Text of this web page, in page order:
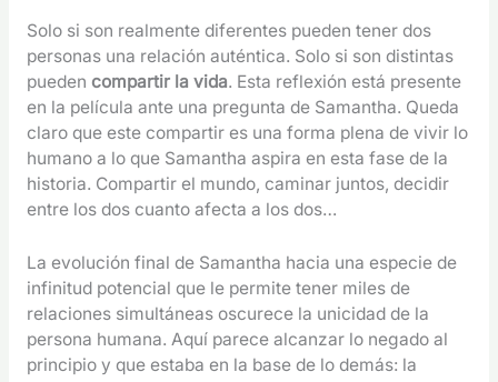
Solo si son realmente diferentes pueden tener dos
personas una relación auténtica. Solo si son distintas
pueden compartir la vida. Esta reflexión está presente
en la película ante una pregunta de Samantha. Queda
claro que este compartir es una forma plena de vivir lo
humano a lo que Samantha aspira en esta fase de la
historia. Compartir el mundo, caminar juntos, decidir
entre los dos cuanto afecta a los dos…
La evolución final de Samantha hacia una especie de
infinitud potencial que le permite tener miles de
relaciones simultáneas oscurece la unicidad de la
persona humana. Aquí parece alcanzar lo negado al
principio y que estaba en la base de lo demás: la